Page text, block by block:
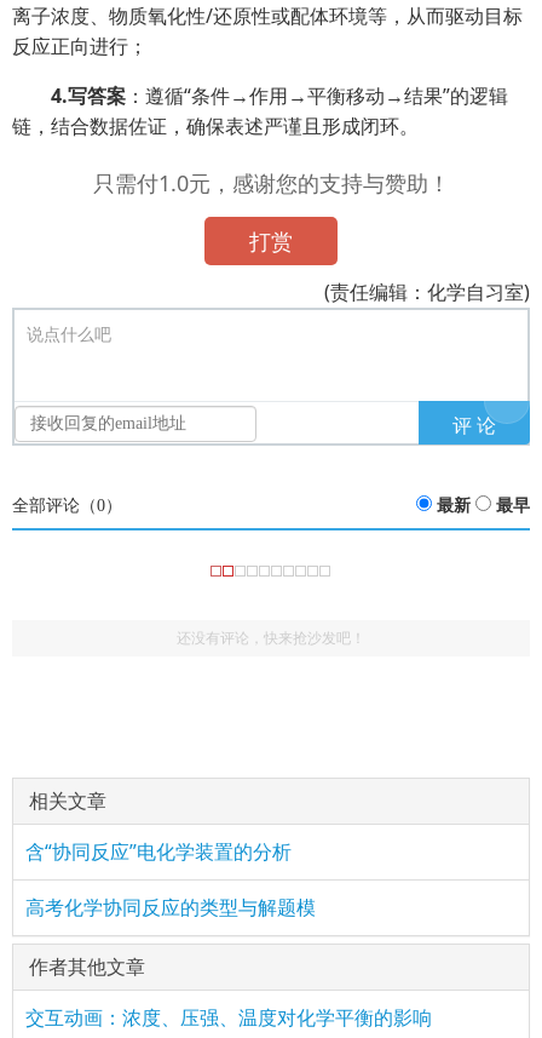
离子浓度、物质氧化性/还原性或配体环境等，从而驱动目标
反应正向进行；
4.写答案 ：遵循“条件→作用→平衡移动→结果”的逻辑
链，结合数据佐证，确保表述严谨且形成闭环。
只需付1.0元，感谢您的支持与赞助！
打赏
(责任编辑：化学自习室)
说点什么吧
全部评论（0） 最新 最早
还没有评论，快来抢沙发吧！
相关文章
含“协同反应”电化学装置的分析
高考化学协同反应的类型与解题模
作者其他文章
交互动画：浓度、压强、温度对化学平衡的影响